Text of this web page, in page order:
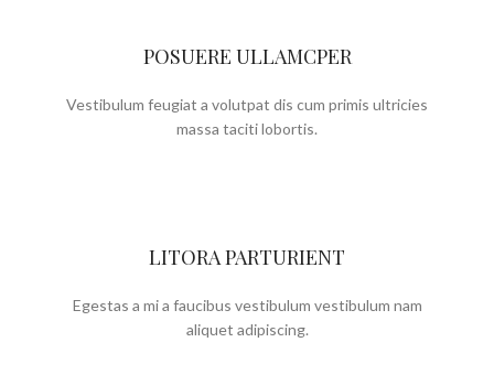
POSUERE ULLAMCPER
Vestibulum feugiat a volutpat dis cum primis ultricies
massa taciti lobortis.
LITORA PARTURIENT
Egestas a mi a faucibus vestibulum vestibulum nam
aliquet adipiscing.